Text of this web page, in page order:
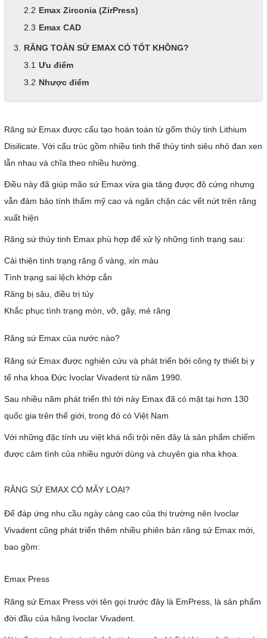
Emax Zirconia (ZirPress)
Emax CAD
RĂNG TOÀN SỨ EMAX CÓ TỐT KHÔNG?
Ưu điểm
Nhược điểm
Răng sứ Emax được cấu tạo hoàn toàn từ gốm thủy tinh Lithium
Disilicate. Với cấu trúc gồm nhiều tinh thể thủy tinh siêu nhỏ đan xen
lẫn nhau và chĩa theo nhiều hướng.
Điều này đã giúp mão sứ Emax vừa gia tăng được độ cứng nhưng
vẫn đảm bảo tính thẩm mỹ cao và ngăn chặn các vết nứt trên răng
xuất hiện
Răng sứ thủy tinh Emax phù hợp để xử lý những tình trạng sau:
Cải thiện tình trạng răng ố vàng, xỉn màu
Tình trạng sai lệch khớp cắn
Răng bị sâu, điều trị tủy
Khắc phục tình trạng mòn, vỡ, gãy, mẻ răng
Răng sứ Emax của nước nào?
Răng sứ Emax được nghiên cứu và phát triển bởi công ty thiết bị y
tế nha khoa Đức Ivoclar Vivadent từ năm 1990.
Sau nhiều năm phát triển thì tới này Emax đã có mặt tại hơn 130
quốc gia trên thế giới, trong đó có Việt Nam
Với những đặc tính ưu việt khá nổi trội nên đây là sản phẩm chiếm
được cảm tình của nhiều người dùng và chuyên gia nha khoa.
RĂNG SỨ EMAX CÓ MẤY LOẠI?
Để đáp ứng nhu cầu ngày càng cao của thị trường nên Ivoclar
Vivadent cũng phát triển thêm nhiều phiên bản răng sứ Emax mới,
bao gồm:
Emax Press
Răng sứ Emax Press với tên gọi trước đây là EmPress, là sản phẩm
đời đầu của hãng Ivoclar Vivadent.